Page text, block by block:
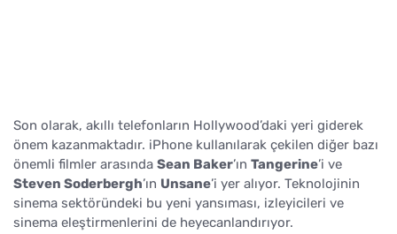
Son olarak, akıllı telefonların Hollywood’daki yeri giderek
önem kazanmaktadır. iPhone kullanılarak çekilen diğer bazı
önemli filmler arasında Sean Baker’ın Tangerine’i ve
Steven Soderbergh’ın Unsane’i yer alıyor. Teknolojinin
sinema sektöründeki bu yeni yansıması, izleyicileri ve
sinema eleştirmenlerini de heyecanlandırıyor.